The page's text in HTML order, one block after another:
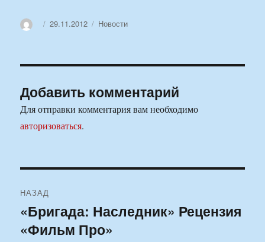
АвторОпубликовано
29.11.2012 Рубрики
Новости
Добавить комментарий
Для отправки комментария вам необходимо
авторизоваться.
по
записям
НАЗАД
Предыдущая
запись:
«Бригада: Наследник» Рецензия
«Фильм Про»